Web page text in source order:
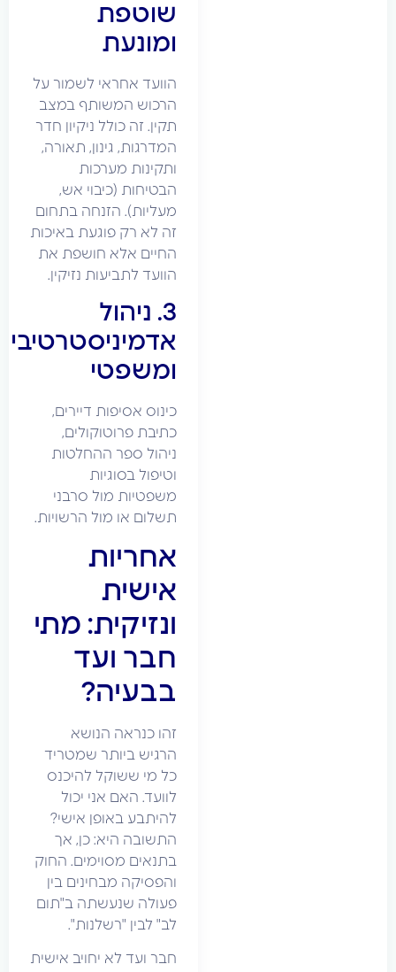
שוטפת
ומונעת
הוועד אחראי לשמור על
הרכוש המשותף במצב
תקין. זה כולל ניקיון חדר
המדרגות, גינון, תאורה,
ותקינות מערכות
הבטיחות (כיבוי אש,
מעליות). הזנחה בתחום
זה לא רק פוגעת באיכות
החיים אלא חושפת את
הוועד לתביעות נזיקין.
3. ניהול
אדמיניסטרטיבי
ומשפטי
כינוס אסיפות דיירים,
כתיבת פרוטוקולים,
ניהול ספר ההחלטות
וטיפול בסוגיות
משפטיות מול סרבני
תשלום או מול הרשויות.
אחריות
אישית
ונזיקית: מתי
חבר ועד
בבעיה?
זהו כנראה הנושא
הרגיש ביותר שמטריד
כל מי ששוקל להיכנס
לוועד. האם אני יכול
להיתבע באופן אישי?
התשובה היא: כן, אך
בתנאים מסוימים. החוק
והפסיקה מבחינים בין
פעולה שנעשתה ב"תום
לב" לבין "רשלנות".
חבר ועד לא יחויב אישית